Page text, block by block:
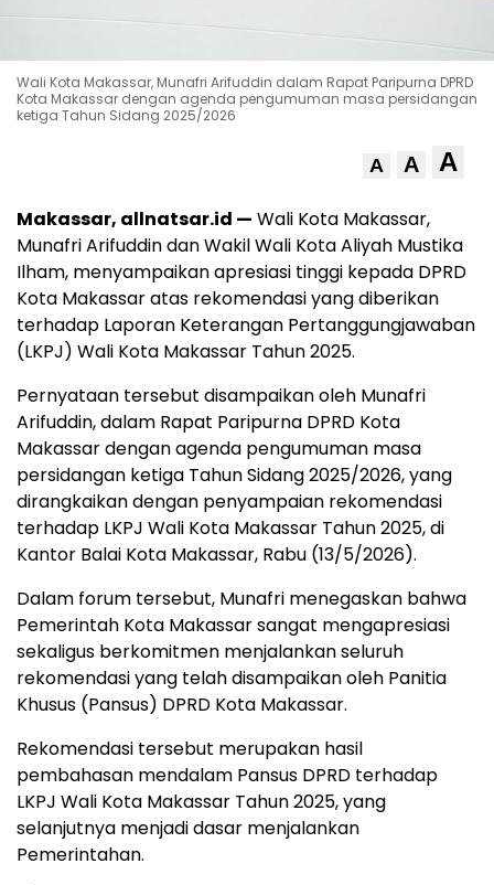
Wali Kota Makassar, Munafri Arifuddin dalam Rapat Paripurna DPRD
Kota Makassar dengan agenda pengumuman masa persidangan
ketiga Tahun Sidang 2025/2026
A A A
Makassar, allnatsar.id — Wali Kota Makassar,
Munafri Arifuddin dan Wakil Wali Kota Aliyah Mustika
Ilham, menyampaikan apresiasi tinggi kepada DPRD
Kota Makassar atas rekomendasi yang diberikan
terhadap Laporan Keterangan Pertanggungjawaban
(LKPJ) Wali Kota Makassar Tahun 2025.
Pernyataan tersebut disampaikan oleh Munafri
Arifuddin, dalam Rapat Paripurna DPRD Kota
Makassar dengan agenda pengumuman masa
persidangan ketiga Tahun Sidang 2025/2026, yang
dirangkaikan dengan penyampaian rekomendasi
terhadap LKPJ Wali Kota Makassar Tahun 2025, di
Kantor Balai Kota Makassar, Rabu (13/5/2026).
Dalam forum tersebut, Munafri menegaskan bahwa
Pemerintah Kota Makassar sangat mengapresiasi
sekaligus berkomitmen menjalankan seluruh
rekomendasi yang telah disampaikan oleh Panitia
Khusus (Pansus) DPRD Kota Makassar.
Rekomendasi tersebut merupakan hasil
pembahasan mendalam Pansus DPRD terhadap
LKPJ Wali Kota Makassar Tahun 2025, yang
selanjutnya menjadi dasar menjalankan
Pemerintahan.